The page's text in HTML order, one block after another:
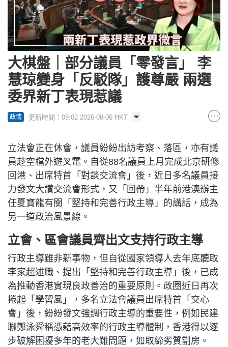
大棋盤｜部分議員「零發言」 李
慧琼變身「反駁隊」護尊嚴 兩選
委界新丁表現惹議
政情 更新時間：09:02 2026-08-06 HKT
立法會正在休會，議員紛紛出訪考察、落區，亦有議
員趁空檔外遊叉電。自從88名議員上月完成北京研修
回港、出席特首「對談交流會」後，近日多名議員接
力發文大讚交流會形式，又「回帶」半年前港澳辦主
任夏寶龍有關「堅持和完善行政主導」的講話，成為
另一道政治風景線。
立會、區會議員齊出文支持行政主導
行政主導雖非新事物，但自從國家領導人去年底聽取
李家超述職、提出「堅持和完善行政主導」後，已成
為推動香港實現良政善治的重要原則。政圈近日再次
捲起「學習風」，多名立法會議員出席特首「交心
會」後，紛紛發文強調行政主導的重要性，例如民建
聯鄭泳舜稱憑藉高效率的行政主導體制，香港得以逐
步破解困擾多年的老大難問題，如取締劣質劏房。